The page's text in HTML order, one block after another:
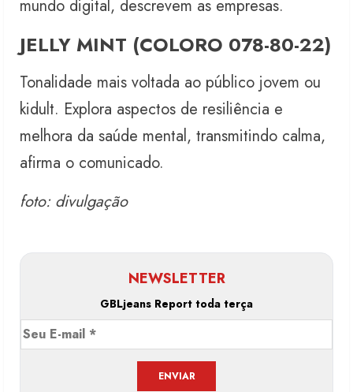
mundo digital, descrevem as empresas.
JELLY MINT (COLORO 078-80-22)
Tonalidade mais voltada ao público jovem ou
kidult. Explora aspectos de resiliência e
melhora da saúde mental, transmitindo calma,
afirma o comunicado.
foto: divulgação
NEWSLETTER
GBLjeans Report toda terça